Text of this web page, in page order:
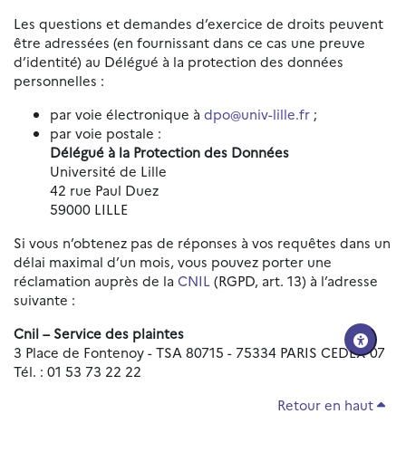
Les questions et demandes d’exercice de droits peuvent
être adressées (en fournissant dans ce cas une preuve
d’identité) au Délégué à la protection des données
personnelles :
par voie électronique à dpo@univ-lille.fr ;
par voie postale :
Délégué à la Protection des Données
Université de Lille
42 rue Paul Duez
59000 LILLE
Si vous n’obtenez pas de réponses à vos requêtes dans un
délai maximal d’un mois, vous pouvez porter une
réclamation auprès de la CNIL (RGPD, art. 13) à l’adresse
suivante :
Cnil – Service des plaintes
3 Place de Fontenoy - TSA 80715 - 75334 PARIS CEDEX 07
Tél. : 01 53 73 22 22
Retour en haut